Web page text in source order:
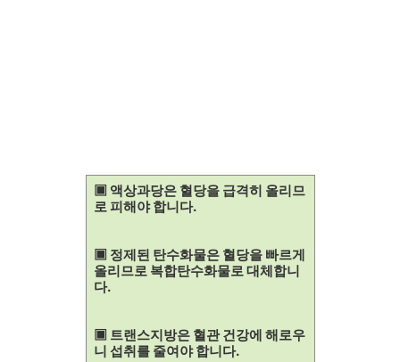
▣ 액상과당은 혈당을 급격히 올리므
로 피해야 합니다.
▣ 정제된 탄수화물은 혈당을 빠르게
올리므로 복합탄수화물로 대체합니
다.
▣ 트랜스지방은 혈관 건강에 해로우
니 섭취를 줄여야 합니다.